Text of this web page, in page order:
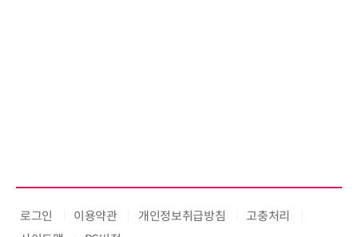
로그인 이용약관 개인정보취급방침
고충처리